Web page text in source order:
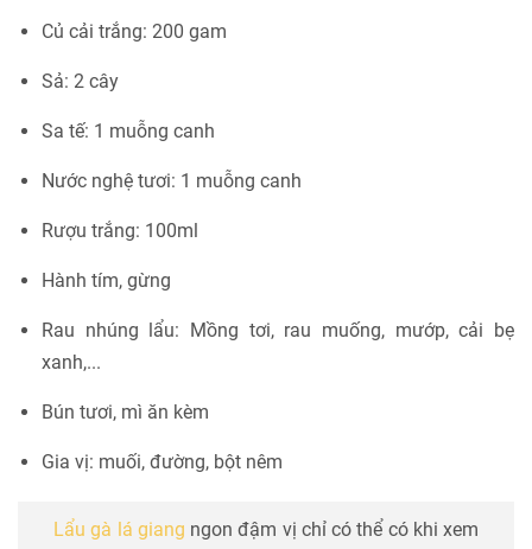
Củ cải trắng: 200 gam
Sả: 2 cây
Sa tế: 1 muỗng canh
Nước nghệ tươi: 1 muỗng canh
Rượu trắng: 100ml
Hành tím, gừng
Rau nhúng lẩu: Mồng tơi, rau muống, mướp, cải bẹ
xanh,...
Bún tươi, mì ăn kèm
Gia vị: muối, đường, bột nêm
Lẩu gà lá giang ngon đậm vị chỉ có thể có khi xem